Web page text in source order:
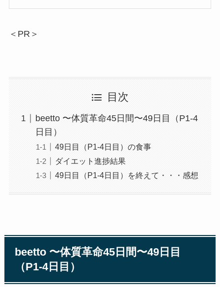
＜PR＞
目次
beetto 〜体質革命45日間〜49日目（P1-4
日目）
49日目（P1-4日目）の食事
ダイエット進捗結果
49日目（P1-4日目）を終えて・・・感想
beetto 〜体質革命45日間〜49日目
（P1-4日目）